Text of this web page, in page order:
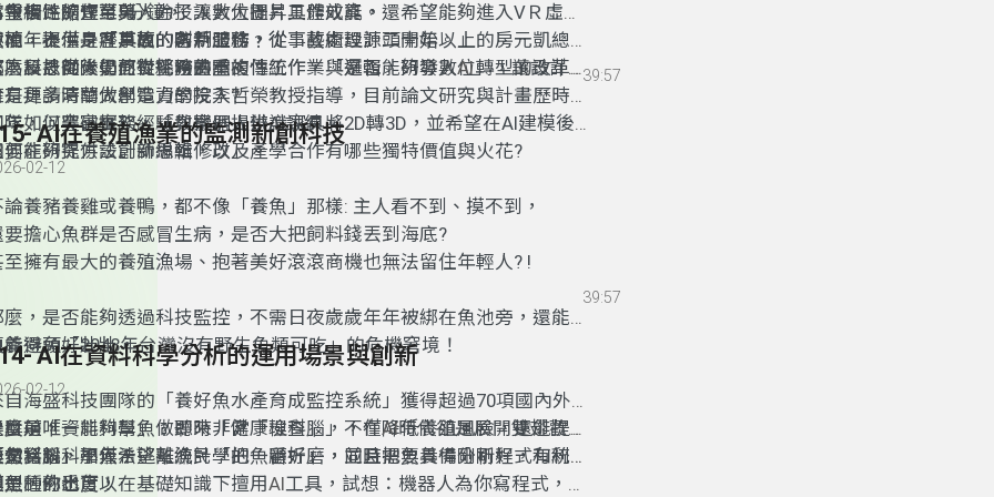
報告，縮短至5分鐘，
重複性的作業與人力投入大大提昇工作效能 。
柏年表示：「事故的防制工作，從事故處理源頭開始。」
麼科技團隊如何從警務熟悉的傳統作業與邏輯，研發數位轉型的改革方
！﹖
今網路隨查可蒐，除了讓數位圖片具體成真 ，還希望能夠進入VＲ虛擬
境，提供身歷其境的客戶體驗﹖！
而，不僅是客戶面的創新服務 ，從事藝術設計二十年以上的房元凱總
，反思從大學熬夜挑燈畫圖，
為設計師後仍面對耗時的重複性工作，「是否能夠導入AI」，讓設計師
有更多時間做創造力的投入?
是拜請清華大學電資學院李哲榮教授指導 ，目前論文研究與計畫歷時第
年，以豐富實務經驗與案例提供AI訓練。
隊如何突破框架，「教機器人辨識家具將2D轉3D，並希望在AI建模後
要能夠提供設計師編輯修改」。
何在研究方法創新思維，以及產學合作有哪些獨特價值與火花?
39:57
AI在養殖漁業的監測新創科技
02-12
養豬養雞或養鴨， 都不像 「養魚」 那樣: 主人看不到 、 摸不到 ，
要擔心魚群是否感冒生病 ， 是否大把飼料錢丟到海底?
至擁有最大的養殖漁場、抱著美好滾滾商機也無法留住年輕人? !
麼，是否能夠透過科技監控，不需日夜歲歲年年被綁在魚池旁，還能把
養得頭好壯壯，
能避免「2048年台灣沒有野生魚類可吃」的危機窘境！
自海盛科技團隊的「養好魚水產育成監控系統」獲得超過70項國內外指
獎項，
目前唯一能夠幫魚做即時「健康檢查」，不僅降低養殖風險，還能提升
量。
句話說，不僅希望幫漁民「把魚顧好」， 同時把魚養得剛剛好，有利不
魚種的出貨！
39:57
AI在資料科學分析的運用場景與創新
02-12
麼是「資料科學」﹖聽來非常「理科腦」，在AI時代卻是展開雙翅歡迎
文科腦」加入！
然資料科學無法逃離統計學的一番折磨，並且需要具備分析程式和統計
型的熟悉度，
是，你也可以在基礎知識下擅用AI工具 ， 試想 ： 機器人為你寫程式 ， 程